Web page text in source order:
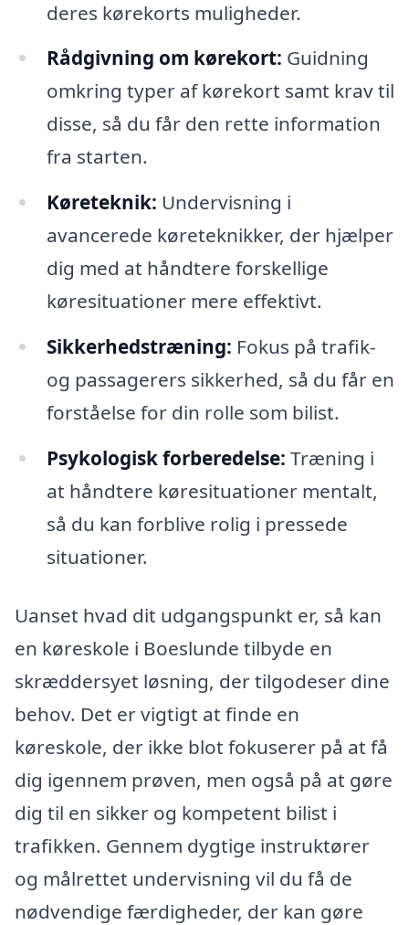
deres kørekorts muligheder.
Rådgivning om kørekort: Guidning
omkring typer af kørekort samt krav til
disse, så du får den rette information
fra starten.
Køreteknik: Undervisning i
avancerede køreteknikker, der hjælper
dig med at håndtere forskellige
køresituationer mere effektivt.
Sikkerhedstræning: Fokus på trafik-
og passagerers sikkerhed, så du får en
forståelse for din rolle som bilist.
Psykologisk forberedelse: Træning i
at håndtere køresituationer mentalt,
så du kan forblive rolig i pressede
situationer.
Uanset hvad dit udgangspunkt er, så kan
en køreskole i Boeslunde tilbyde en
skræddersyet løsning, der tilgodeser dine
behov. Det er vigtigt at finde en
køreskole, der ikke blot fokuserer på at få
dig igennem prøven, men også på at gøre
dig til en sikker og kompetent bilist i
trafikken. Gennem dygtige instruktører
og målrettet undervisning vil du få de
nødvendige færdigheder, der kan gøre